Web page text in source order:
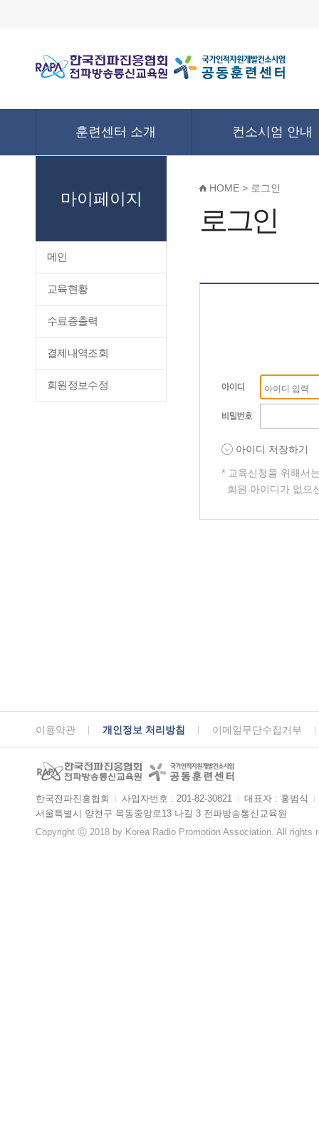
훈련센터 소개 컨소시엄 안내
마이페이지
메인
교육현황
수료증출력
결제내역조회
회원정보수정
HOME > 로그인
로그인
아이디 저장하기
* 교육신청을 위해서
회원 아이디가 없으
이용약관 개인정보 처리방침 이메일무단수집거부
한국전파진흥협회 사업자번호 : 201-82-30821 대표자 : 홍범식
서울특별시 양천구 목동중앙로13 나길 3 전파방송통신교육원
Copyright ⓒ 2018 by Korea Radio Promotion Association. All rights